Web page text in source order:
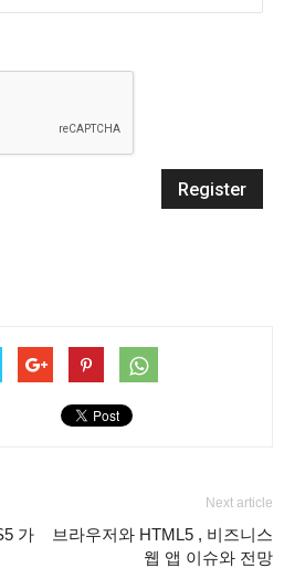
가
Next article
브라우저와 HTML5 , 비즈니스
웹 앱 이슈와 전망